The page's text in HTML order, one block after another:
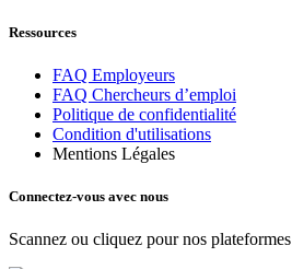
Ressources
FAQ Employeurs
FAQ Chercheurs d’emploi
Politique de confidentialité
Condition d'utilisations
Mentions Légales
Connectez-vous avec nous
Scannez ou cliquez pour nos plateformes